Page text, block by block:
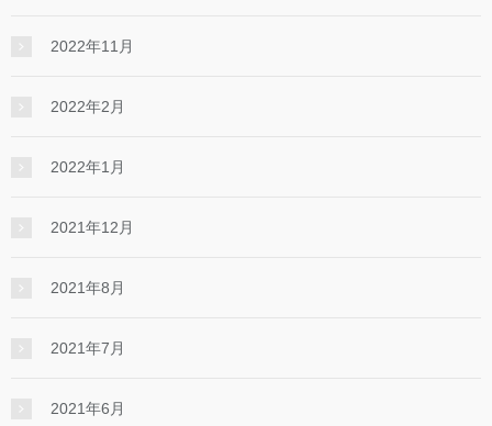
2022年11月
2022年2月
2022年1月
2021年12月
2021年8月
2021年7月
2021年6月